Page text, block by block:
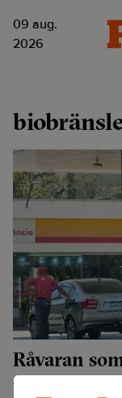
09 aug.
2026
Råvaran
vinnare